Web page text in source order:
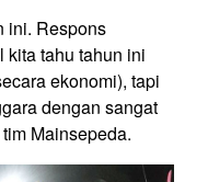
ini. Respons
kita tahu tahun ini
ekonomi), tapi
dengan sangat
Mainsepeda.